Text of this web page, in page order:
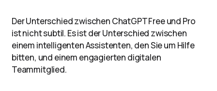
Der Unterschied zwischen ChatGPT Free und Pro
ist nicht subtil. Es ist der Unterschied zwischen
einem intelligenten Assistenten, den Sie um Hilfe
bitten, und einem engagierten digitalen
Teammitglied.